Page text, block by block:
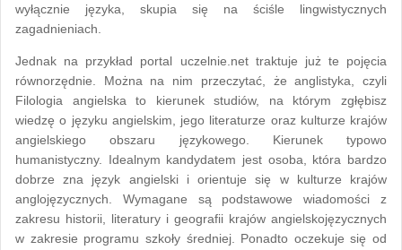
wyłącznie języka, skupia się na ściśle lingwistycznych
zagadnieniach.
Jednak na przykład portal uczelnie.net traktuje już te pojęcia
równorzędnie. Można na nim przeczytać, że anglistyka, czyli
Filologia angielska to kierunek studiów, na którym zgłębisz
wiedzę o języku angielskim, jego literaturze oraz kulturze krajów
angielskiego obszaru językowego. Kierunek typowo
humanistyczny. Idealnym kandydatem jest osoba, która bardzo
dobrze zna język angielski i orientuje się w kulturze krajów
anglojęzycznych. Wymagane są podstawowe wiadomości z
zakresu historii, literatury i geografii krajów angielskojęzycznych
w zakresie programu szkoły średniej. Ponadto oczekuje się od